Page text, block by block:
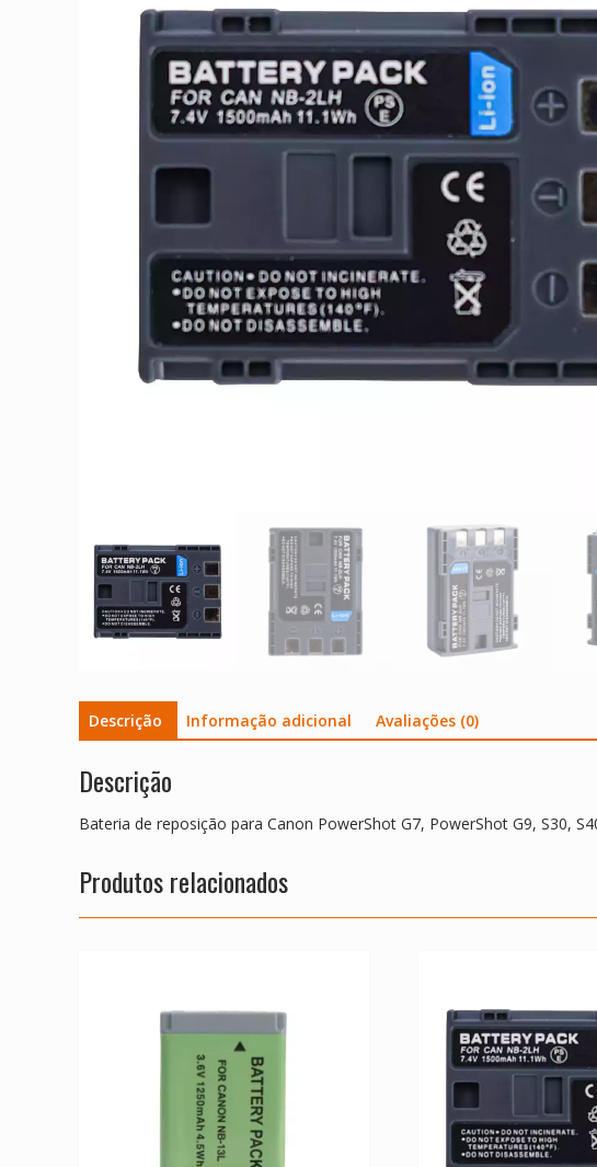
Descrição Informação adicional Avaliações (0)
Descrição
Bateria de reposição para Canon PowerShot G7, PowerShot G9, S30,
Produtos relacionados